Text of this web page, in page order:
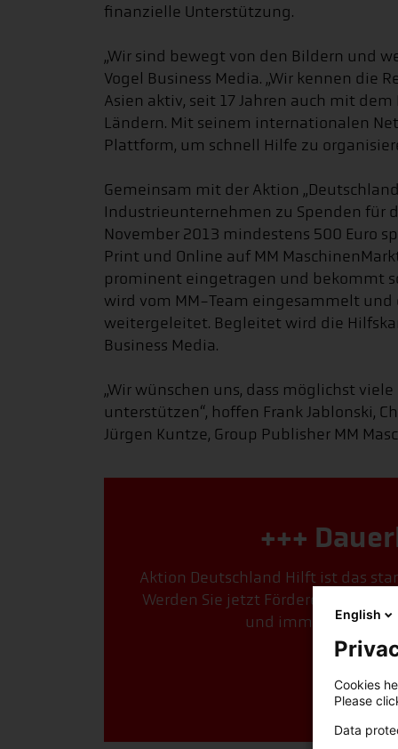
finanzielle Unterstützung.
„Wir sind bewegt von den Bildern und
Vogel Business Media. „Wir kennen die
Asien aktiv, seit 17 Jahren auch mit
Ländern. Mit seinem internationalen
Plattform, um schnell Hilfe zu
Gemeinsam mit der Aktion
Industrieunternehmen zu Spenden für
November 2013 mindestens 500 Euro
Print und Online auf MM
prominent eingetragen und bekommt
wird vom MM-Team eingesammelt und
weitergeleitet. Begleitet wird die
Business Media.
„Wir wünschen uns, dass möglichst
unterstützen“, hoffen Frank Jablonski,
Jürgen Kuntze, Group Publisher MM
+++
Aktion Deutschland Hilft ist das
Werden Sie jetzt Förderer. Mit Ihrer
und immer genau
Jetzt
English
Cookies
Please
Data